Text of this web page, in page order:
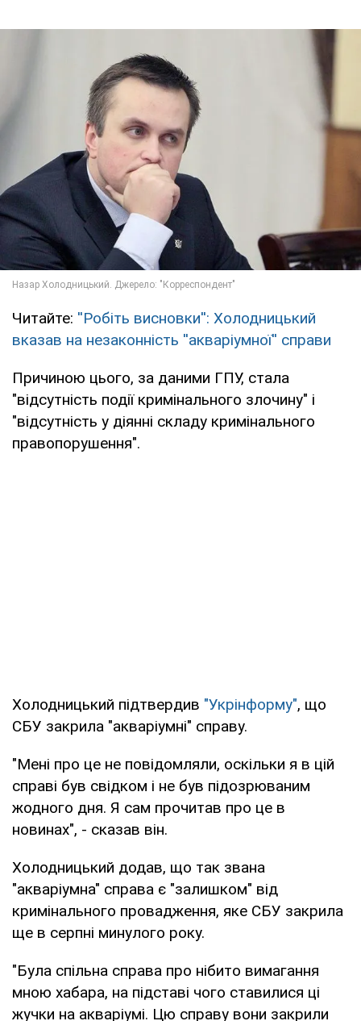
Читайте: ''Робіть висновки'': Холодницький
вказав на незаконність ''акваріумної'' справи
Причиною цього, за даними ГПУ, стала
"відсутність події кримінального злочину" і
"відсутність у діянні складу кримінального
правопорушення".
Холодницький підтвердив "Укрінформу", що
СБУ закрила "акваріумні" справу.
"Мені про це не повідомляли, оскільки я в цій
справі був свідком і не був підозрюваним
жодного дня. Я сам прочитав про це в
новинах", - сказав він.
Холодницький додав, що так звана
"акваріумна" справа є "залишком" від
кримінального провадження, яке СБУ закрила
ще в серпні минулого року.
"Була спільна справа про нібито вимагання
мною хабара, на підставі чого ставилися ці
жучки на акваріумі. Цю справу вони закрили